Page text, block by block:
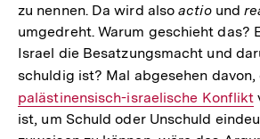
zu nennen. Da wird alsoactiound
umgedreht. Warum geschieht das?
Israel die Besatzungsmacht und
schuldig ist? Mal abgesehen davon,
palästinensisch-israelische Konflikt
ist, um Schuld oder Unschuld